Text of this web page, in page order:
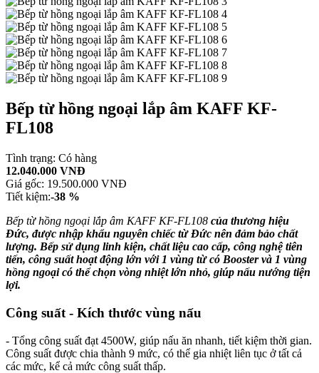
Bếp từ hồng ngoại lắp âm KAFF KF-
FL108
Tình trạng: Có hàng
12.040.000 VNĐ
Giá gốc: 19.500.000 VNĐ
Tiết kiệm:-38 %
Bếp từ hồng ngoại lắp âm KAFF KF-FL108 của thương hiệu
Đức, được nhập khẩu nguyên chiếc từ Đức nên đảm bảo chất
lượng. Bếp sử dụng linh kiện, chất liệu cao cấp, công nghệ tiên
tiến, công suất hoạt động lớn với 1 vùng từ có Booster và 1 vùng
hồng ngoại có thể chọn vòng nhiệt lớn nhỏ, giúp nấu nướng tiện
lợi.
Công suất - Kích thước vùng nấu
- Tổng công suất đạt 4500W, giúp nấu ăn nhanh, tiết kiệm thời gian.
Công suất được chia thành 9 mức, có thể gia nhiệt liên tục ở tất cả
các mức, kể cả mức công suất thấp.